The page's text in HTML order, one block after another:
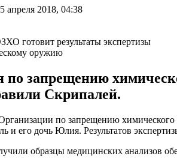
апреля 2018, 04:38
оружию
по запрещению
Скрипалей.
по запрещению
и его дочь Юлия. Результатов
образцы медицинских анализов